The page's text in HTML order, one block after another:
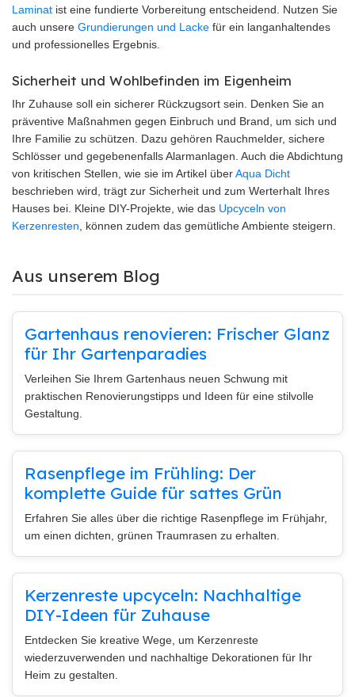
Laminat ist eine fundierte Vorbereitung entscheidend. Nutzen Sie
auch unsere Grundierungen und Lacke für ein langanhaltendes
und professionelles Ergebnis.
Sicherheit und Wohlbefinden im Eigenheim
Ihr Zuhause soll ein sicherer Rückzugsort sein. Denken Sie an
präventive Maßnahmen gegen Einbruch und Brand, um sich und
Ihre Familie zu schützen. Dazu gehören Rauchmelder, sichere
Schlösser und gegebenenfalls Alarmanlagen. Auch die Abdichtung
von kritischen Stellen, wie sie im Artikel überAqua Dicht
beschrieben wird, trägt zur Sicherheit und zum Werterhalt Ihres
Hauses bei. Kleine DIY-Projekte, wie das Upcyceln von
Kerzenresten , können zudem das gemütliche Ambiente steigern.
Aus unserem Blog
Gartenhaus renovieren: Frischer Glanz
für Ihr Gartenparadies
Verleihen Sie Ihrem Gartenhaus neuen Schwung mit
praktischen Renovierungstipps und Ideen für eine stilvolle
Gestaltung.
Rasenpflege im Frühling: Der
komplette Guide für sattes Grün
Erfahren Sie alles über die richtige Rasenpflege im Frühjahr,
um einen dichten, grünen Traumrasen zu erhalten.
Kerzenreste upcyceln: Nachhaltige
DIY-Ideen für Zuhause
Entdecken Sie kreative Wege, um Kerzenreste
wiederzuverwenden und nachhaltige Dekorationen für Ihr
Heim zu gestalten.